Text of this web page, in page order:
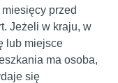
przed
Jeżeli w kraju, w
lub miejsce
ma osoba,
się